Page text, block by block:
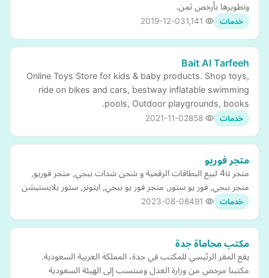
وتطويرها بأرخص ثمن.
خدمات 2019-12-03
Bait Al Tarfeeh
Online Toys Store for kids & baby products. Shop toys,
ride on bikes and cars, bestway inflatable swimming
pools, Outdoor playgrounds, books.
خدمات 2021-11-02
متجر فوريو
متجر 4u لبيع البطاقات الرقمية و شحن شدات ببجي, متجر فوريو,
متجر ببجي, فور يو ستور, متجر فور يو ببجي, ايتونز, ستور بلايستيشن
خدمات 2023-08-08
مكتب محاماة جدة
يقع المقر الرئيسي للمكتب في جدة، المملكة العربية السعودية.
مكتبنا مرخص من وزارة العدل ومنتسب إلى الهيئة السعودية